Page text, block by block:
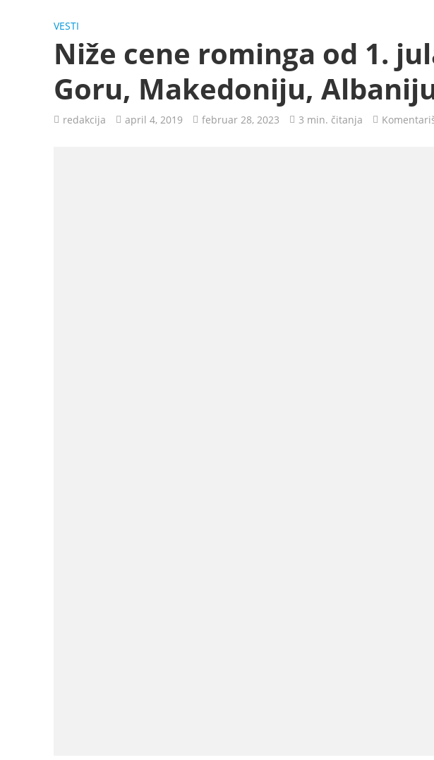
VESTI
Niže cene rominga od 1.
Goru, Makedoniju,
redakcija april 4, 2019 februar 28, 2023 3 min. čitanja